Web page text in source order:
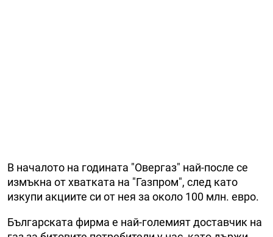
В началото на годината "Овергаз" най-после се
измъкна от хватката на "Газпром", след като
изкупи акциите си от нея за около 100 млн. евро.
Българската фирма е най-големият доставчик на